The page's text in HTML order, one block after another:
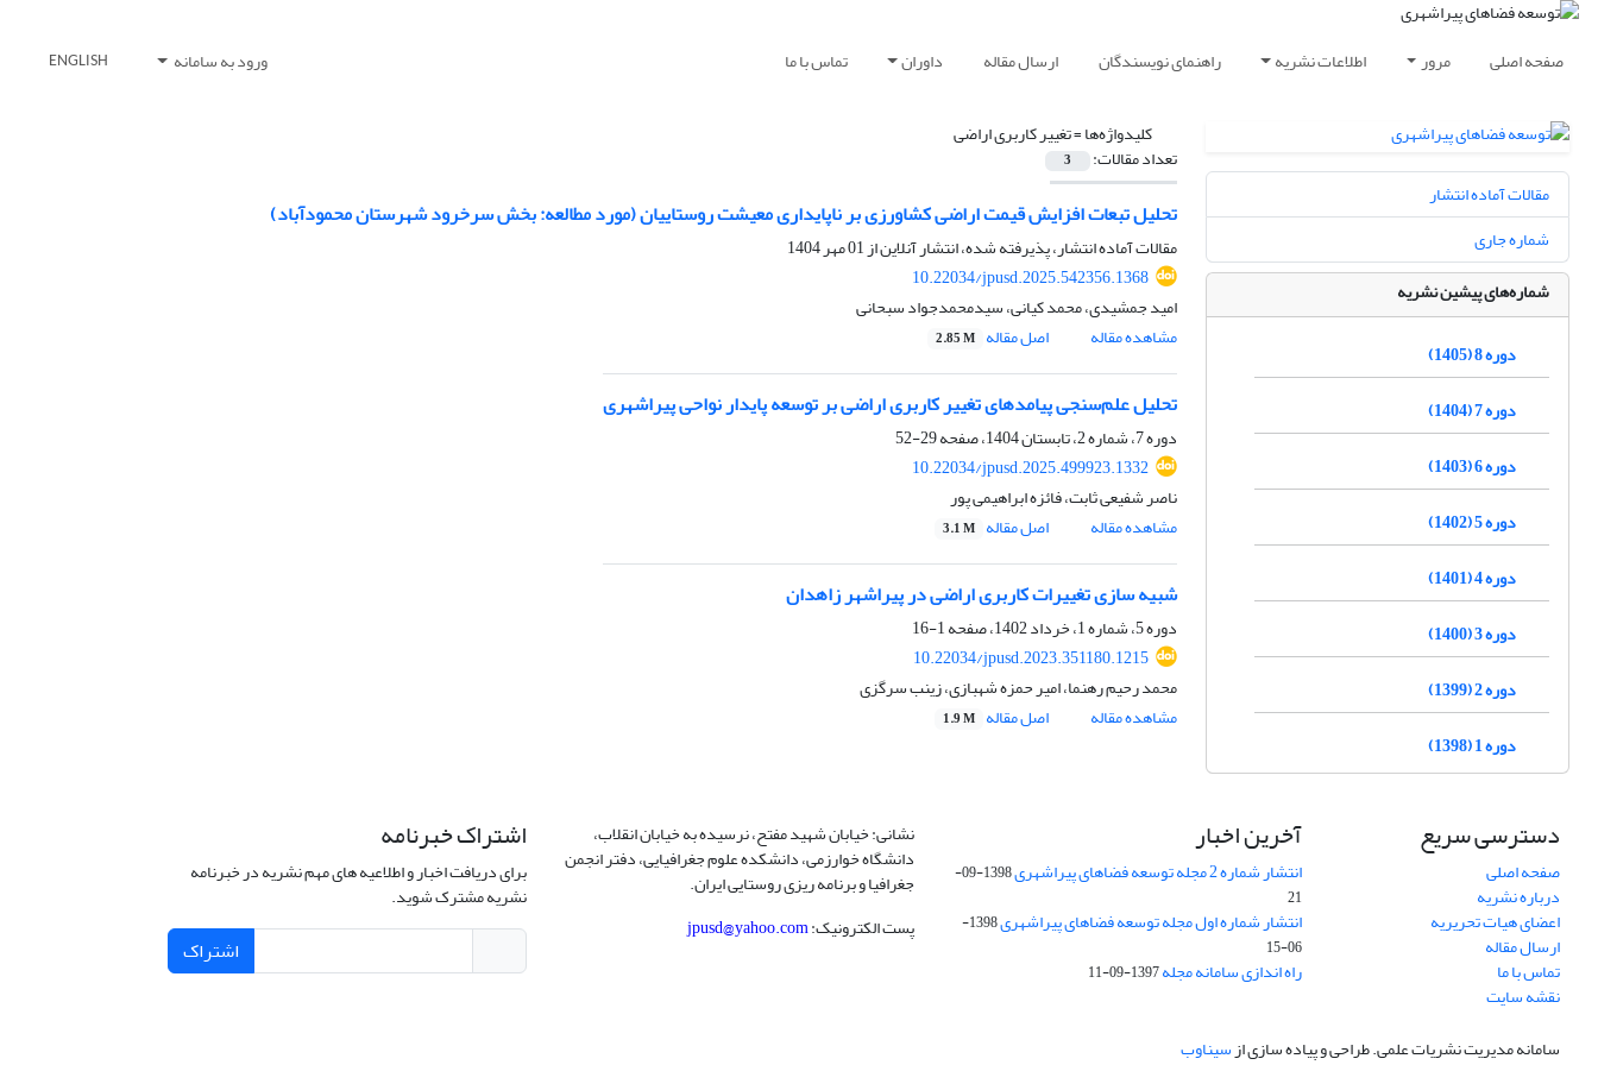
صفحه اصلی مرور اطلاعات نشریه راهنمای نویسندگان ارسال مقاله داوران تماس با ما ورود به سامانه ENGLISH
کلیدواژه‌ها =تغییر کاربری اراضی
تعداد مقالات: 3
تحلیل تبعات افزایش قیمت اراضی کشاورزی بر ناپایداری معیشت روستاییان (مورد مطالعه: بخش سرخرود شهرستان محمودآباد)
مقالات آماده انتشار، پذیرفته شده، انتشار آنلاین از01 مهر 1404
10.22034/jpusd.2025.542356.1368
امید جمشیدی، محمد کیانی، سیدمحمدجواد سبحانی
مشاهده مقاله
اصل مقاله 2.85 M
تحلیل علم‌سنجی پیامدهای تغییر کاربری اراضی بر توسعه پایدار نواحی پیراشهری
دوره 7، شماره 2، تابستان 1404، صفحه
29-52
10.22034/jpusd.2025.499923.1332
ناصر شفیعی ثابت، فائزه ابراهیمی پور
مشاهده مقاله
اصل مقاله 3.1 M
شبیه سازی تغییرات کاربری اراضی در پیراشهر زاهدان
دوره 5، شماره 1، خرداد 1402، صفحه
1-16
10.22034/jpusd.2023.351180.1215
محمد رحیم رهنما، امیر حمزه شهبازی، زینب سرگزی
مشاهده مقاله
اصل مقاله 1.9 M
مقالات آماده انتشار
شماره جاری
شماره‌های پیشین نشریه
دوره 8 (1405)
دوره 7 (1404)
دوره 6 (1403)
دوره 5 (1402)
دوره 4 (1401)
دوره 3 (1400)
دوره 2 (1399)
دوره 1 (1398)
دسترسی سریع
صفحه اصلی
درباره نشریه
اعضای هیات تحریریه
ارسال مقاله
تماس با ما
نقشه سایت
آخرین اخبار
انتشار شماره 2 مجله توسعه فضاهای پیراشهری
1398-09-
21
انتشار شماره اول مجله توسعه فضاهای پیراشهری
1398-
06-15
راه اندازی سامانه مجله1397-09-11
نشانی: خیابان شهید مفتح، نرسیده به خیابان انقلاب،
دانشگاه خوارزمی، دانشکده علوم جغرافیایی، دفتر انجمن
جغرافیا و برنامه ریزی روستایی ایران.
پست الکترونیک:jpusd@yahoo.com
اشتراک خبرنامه
برای دریافت اخبار و اطلاعیه های مهم نشریه در خبرنامه
نشریه مشترک شوید.
اشتراک
سامانه مدیریت نشریات علمی.طراحی و پیاده سازی ازسیناوب